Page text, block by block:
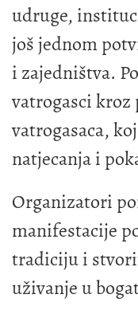
udruge,
još jednom
i zajedništva.
vatrogasci kroz
vatrogasaca,
natjecanja i
Organizatori
manifestacije
tradiciju i
uživanje u